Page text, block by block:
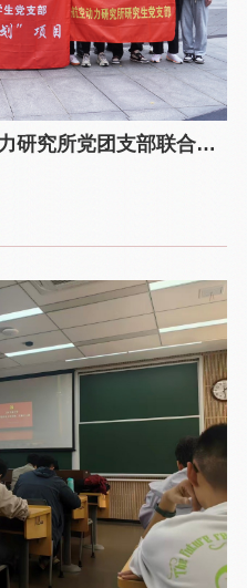
研究所党团支部联合开